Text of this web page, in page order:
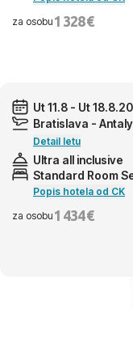
za osobu 1 328 €
Ut 11.8 - Ut
Bratislava -
Detail letu
Ultra all inclusive
Standard Room
Popis hotela od CK
za osobu 1 434 €